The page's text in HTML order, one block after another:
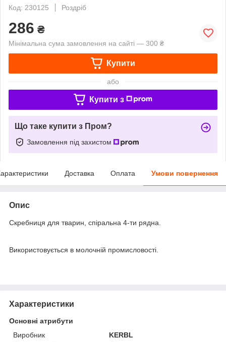
Код: 230125
Роздріб
286 ₴
Мінімальна сума замовлення на сайті — 300 ₴
Купити
або
Купити з
Що таке купити з Пром?
Замовлення під захистом
Доставка Оплата Умови повернення
Опис
Скребниця для тварин, спіральна 4-ти рядна.
Використовується в молочній промисловості.
Характеристики
Основні атрибути
Виробник
KERBL